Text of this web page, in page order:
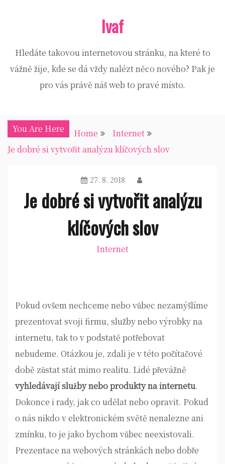
Ivaf
Hledáte takovou internetovou stránku, na které to
vážně žije, kde se dá vždy nalézt něco nového? Pak je
pro vás právě náš web to pravé místo.
You Are Here Home
Internet
Je dobré si vytvořit analýzu klíčových slov
27. 8. 2018
Je dobré si vytvořit analýzu
klíčových slov
Internet
Pokud ovšem nechceme nebo vůbec nezamýšlíme
prezentovat svoji firmu, služby nebo výrobky na
internetu, tak to v podstatě potřebovat
nebudeme. Otázkou je, zdali je v této počítačové
době zůstat stát mimo realitu. Lidé převážně
vyhledávají služby nebo produkty na internetu.
Dokonce i rady, jak co udělat nebo opravit. Pokud
o nás nikdo v elektronickém světě nenalezne ani
zmínku, to je jako bychom vůbec neexistovali.
Prezentace na webových stránkách nebo dobře